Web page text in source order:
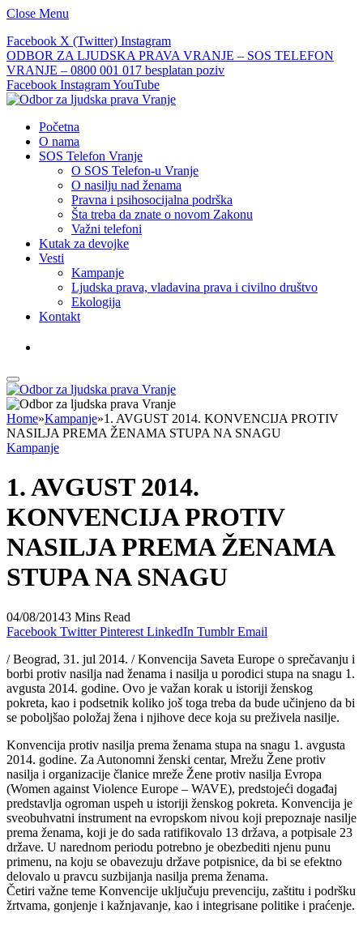
Close Menu
Facebook X (Twitter) Instagram
ODBOR ZA LJUDSKA PRAVA VRANJE – SOS TELEFON
VRANJE – 0800 001 017 besplatan poziv
Facebook InstagramYouTube
Početna
O nama
SOS Telefon Vranje
O SOS Telefon-u Vranje
O nasilju nad ženama
Pravna i psihosocijalna podrška
Šta treba da znate o novom Zakonu
Važni telefoni
Kutak za devojke
Vesti
Kampanje
Ljudska prava, vladavina prava i civilno društvo
Ekologija
Kontakt
Home»Kampanje»1. AVGUST 2014. KONVENCIJA PROTIV
NASILJA PREMA ŽENAMA STUPA NA SNAGU
Kampanje
1. AVGUST 2014.
KONVENCIJA PROTIV
NASILJA PREMA ŽENAMA
STUPA NA SNAGU
04/08/20143 Mins Read
Facebook Twitter Pinterest LinkedIn Tumblr Email
/ Beograd, 31. jul 2014. / Konvencija Saveta Europe o sprečavanju i
borbi protiv nasilja nad ženama i nasilja u porodici stupa na snagu 1.
avgusta 2014. godine. Ovo je važan korak u istoriji ženskog
pokreta, kao i podsetnik koliko još toga treba da bude učinjeno da bi
se poboljšao položaj žena i njihove dece koja su preživela nasilje.
Konvencija protiv nasilja prema ženama stupa na snagu 1. avgusta
2014. godine. Za Autonomni ženski centar, Mrežu Žene protiv
nasilja i organizacije članice mreže Žene protiv nasilja Evropa
(Women against Violence Europe – WAVE), predstojeći događaj
predstavlja ogroman uspeh u istoriji ženskog pokreta. Konvencija je
sveobuhvatni instrument na evropskom nivou koji prepoznaje nasilje
prema ženama, koji je do sada ratifikovalo 13 država, a potpisale 23
države. U narednom periodu potrebno je obezbediti njenu punu
primenu, na koju se obavezuju države potpisnice, da bi se efektno
delovalo u pravcu suzbijanja nasilja prema ženama.
Četiri važne teme Konvencije uključuju prevenciju, zaštitu i podršku
žrtvama, gonjenje i kažnjavanje, kao i integrisane politike i praćenje.